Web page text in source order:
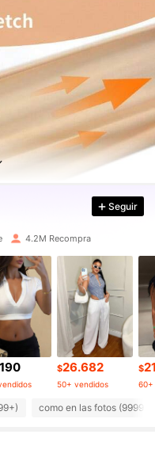
Seguir
4.2M Recompra
$26.682
50+ vendidos
$
60+
como en las fotos (9999+)